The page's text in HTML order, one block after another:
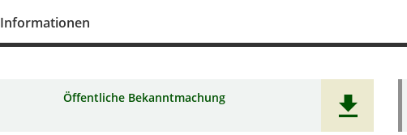
Informationen
Öffentliche Bekanntmachung